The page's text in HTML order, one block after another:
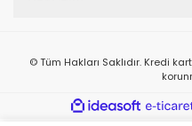
© Tüm Hakları Saklıdır. Kredi
ideasoft